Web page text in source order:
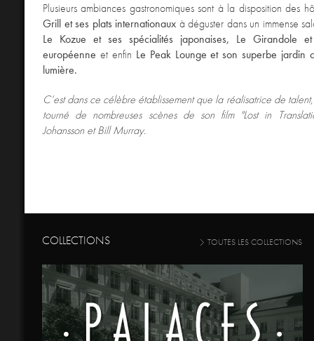
Plusieurs ambiances gastronomiques sont à la disposition des
Grill et ses plats internationaux à déguster dans un immense
Le Kozue et ses spécialités japonaises, Le Girandole
européenne et enfin Le Peak Lounge et son superbe jardin
lumière.
C’est dans ce célèbre établissement que la réalisatrice de
tourné de nombreuses scènes de son film "Lost in
Johansson et Bill Murray.
COLLECTIONS TOUTES LES COLLECTIONS